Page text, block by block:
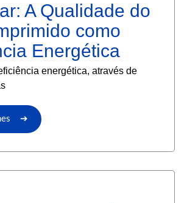
A Qualidade do
como
Energética
energética, através de
➔